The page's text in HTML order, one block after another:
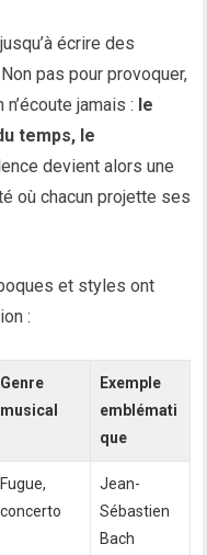
écrire des
pas pour provoquer,
jamais : le
temps, le
devient alors une
où chacun projette ses
et styles ont
:
Genre
musical
Exemple
emblémati
que
Fugue,
concerto
Jean-
Sébastien
Bach